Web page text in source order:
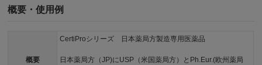
概要・使用例
概要
CertiProシリーズ 日本薬局方製造専用医薬品
日本薬局方（JP)にUSP（米国薬局方）とPh.Eur.(欧州薬局